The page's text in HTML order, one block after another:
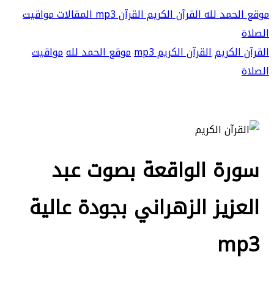
موقع الحمد للهالقرآن الكريمالقرآن mp3 المقالاتمواقيت
الصلاة
القرآن الكريمالقرآن الكريم mp3 موقع الحمد للهمواقيت
الصلاة
سورة الواقعة بصوت عبد
العزيز الزهراني بجودة عالية
mp3